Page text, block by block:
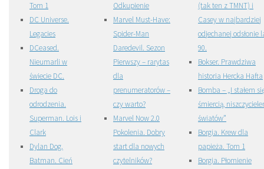
Tom 1
DC Universe.
Legacies
DCeased.
Nieumarli w
świecie DC.
Droga do
odrodzenia.
Superman. Lois i
Clark
Dylan Dog.
Batman. Cień
Odkupienie
Marvel Must-Have:
Spider-Man
Daredevil. Sezon
Pierwszy – rarytas
dla
prenumeratorów –
czy warto?
Marvel Now 2.0
Pokolenia. Dobry
start dla nowych
czytelników?
(tak ten z TMNT) i
Casey w najbardziej
odjechanej odsłonie
90.
Bokser. Prawdziwa
historia Hercka Hafta
Bomba – „I stałem
śmiercią,
światów”
Borgia. Krew dla
papieża. Tom 1
Borgia. Płomienie